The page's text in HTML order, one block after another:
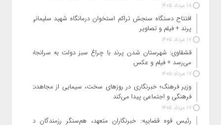
18 مرداد 1405
افتتاح دستگاه سنجش تراکم استخوان درمانگاه شهید سلیمانی
پرند + فیلم و تصاویر
17 مرداد 1405
قشقاوی: شهرستان شدن پرند با چراغ سبز دولت به سرانجام
می‌رسد + فیلم و عکس
17 مرداد 1405
وزیر فرهنگ؛ خبرنگاری در روزهای سخت، سیمایی از مجاهدت
فرهنگی و اجتماعی پیدا می‌کند
17 مرداد 1405
رئیس قوه قضاییه: خبرنگاران متعهد، هم‌سنگر رزمندگان در